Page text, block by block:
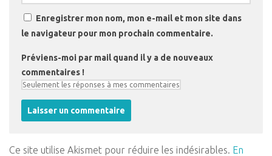
Enregistrer mon nom, mon e-mail et mon site dans
le navigateur pour mon prochain commentaire.
Préviens-moi par mail quand il y a de nouveaux
commentaires !
Ce site utilise Akismet pour réduire les indésirables. En